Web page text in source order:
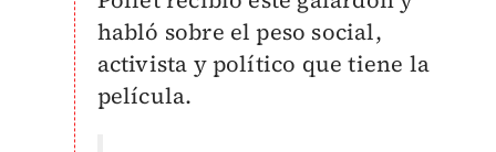
habló sobre el peso social,
activista y político que tiene la
película.